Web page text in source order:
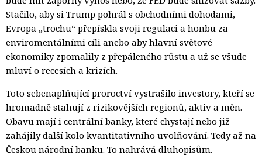
Stačilo, aby si Trump pohrál s obchodními dohodami,
Evropa „trochu“ přepískla svoji regulaci a honbu za
enviromentálními cíli anebo aby hlavní světové
ekonomiky zpomalily z přepáleného růstu a už se všude
mluví o recesích a krizích.
Toto sebenaplňující proroctví vystrašilo investory, kteří se
hromadně stahují z rizikovějších regionů, aktiv a měn.
Obavu mají i centrální banky, které chystají nebo již
zahájily další kolo kvantitativního uvolňování. Tedy až na
Českou národní banku. To nahrává dluhopisům.